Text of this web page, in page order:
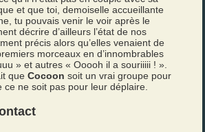
et que toi, demoiselle accueillante
tu pouvais venir le voir après le
décrire d’ailleurs l’état de nos
précis alors qu’elles venaient de
morceaux en d’innombrables
» et autres « Ooooh il a souriiiii ! ».
queCocoon soit un vrai groupe pour
ce ne soit pas pour leur déplaire.